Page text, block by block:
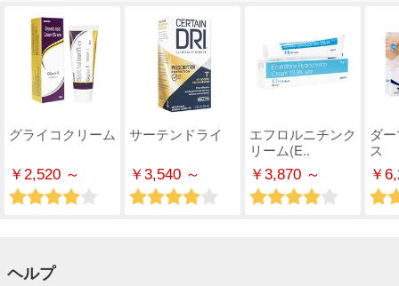
グライコクリーム
￥2,520 ～
サーテンドライ
￥3,540 ～
エフロルニチンク
リーム(E..
￥3,870 ～
ダ
ス
￥
ヘルプ